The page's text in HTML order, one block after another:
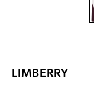
LIMBERRY